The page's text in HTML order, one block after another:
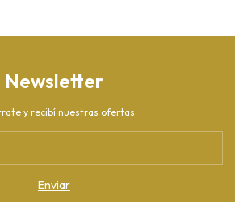
Newsletter
y recibí nuestras ofertas.